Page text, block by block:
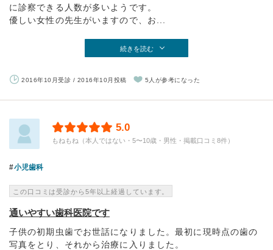
に診察できる人数が多いようです。
優しい女性の先生がいますので、お...
続きを読む
2016年10月受診 / 2016年10月投稿 5人が参考になった
5.0
もねもね（本人ではない・5〜10歳・男性・掲載口コミ8件）
小児歯科
この口コミは受診から5年以上経過しています。
通いやすい歯科医院です
子供の初期虫歯でお世話になりました。最初に現時点の歯の
写真をとり、それから治療に入りました。